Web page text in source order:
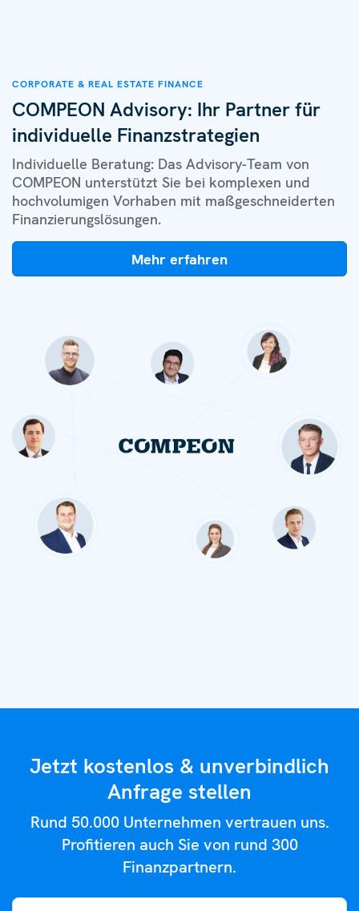
CORPORATE & REAL ESTATE FINANCE
COMPEON Advisory: Ihr Partner für
individuelle Finanzstrategien
Individuelle Beratung: Das Advisory-Team von
COMPEON unterstützt Sie bei komplexen und
hoch­volumigen Vorhaben mit maß­ge­schneiderten
Finanzierungslösungen.
Mehr erfahren
Jetzt kostenlos & unverbindlich
Anfrage stellen
Rund 50.000 Unternehmen vertrauen uns.
Profitieren auch Sie von rund 300
Finanzpartnern.